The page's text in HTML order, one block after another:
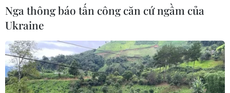
Nga thông báo tấn công căn cứ ngầm của
Ukraine